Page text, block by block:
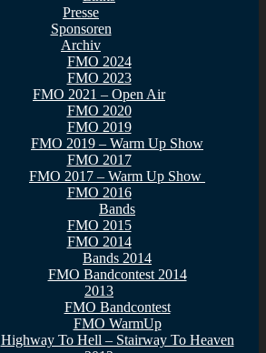
Presse
Sponsoren
Archiv
FMO 2024
FMO 2023
FMO 2021 – Open Air
FMO 2020
FMO 2019
FMO 2019 – Warm Up Show
FMO 2017
FMO 2017 – Warm Up Show
FMO 2016
Bands
FMO 2015
FMO 2014
Bands 2014
FMO Bandcontest 2014
2013
FMO Bandcontest
FMO WarmUp
Highway To Hell – Stairway To Heaven